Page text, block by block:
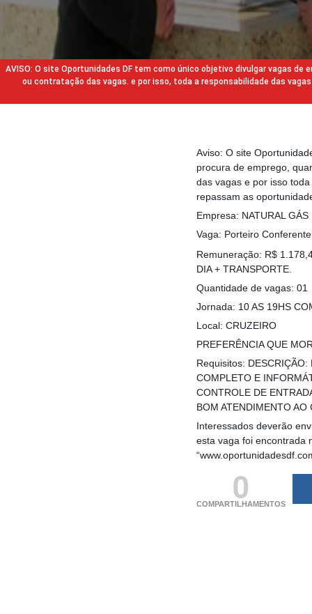
AVISO: O site Oportunidades DF tem como único objetivo divulgar vagas
ou contratação das vagas. e por isso, toda a responsabilidade das
Aviso: O site
procura de emprego,
das vagas e por isso
repassam as
Empresa: NATURAL GÁS
Vaga: Porteiro Conferente
Remuneração: R$
DIA + TRANSPORTE.
Quantidade de vagas: 01
Jornada: 10 AS 19HS
Local: CRUZEIRO
PREFERÊNCIA QUE
Requisitos:
COMPLETO E
CONTROLE DE
BOM ATENDIMENTO
Interessados deverão
esta vaga foi encontrada
0
COMPARTILHAMENTOS